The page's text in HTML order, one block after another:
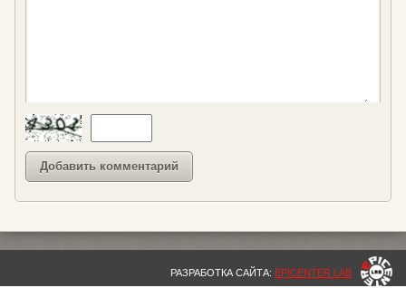
РАЗРАБОТКА САЙТА: EPICENTER LAB